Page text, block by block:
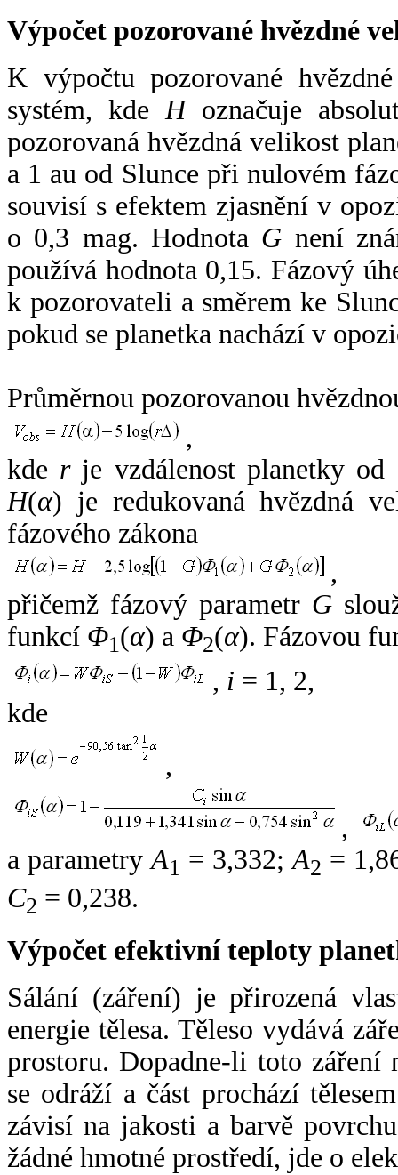
Výpočet pozorované hvězdné
K výpočtu pozorované
systém, kde Hoznačuje
pozorovaná hvězdná velikost
a 1 au od Slunce při nulovém
souvisí s efektem zjasnění v
o 0,3 mag. Hodnota G není
používá hodnota 0,15. Fázový
k pozorovateli a směrem ke
pokud se planetka nachází v
Průměrnou pozorovanou
,
kde rje vzdálenost planetky od
H(α) je redukovaná hvězdná
fázového zákona
,
přičemž fázový parametr G
funkcí Φ1(α) a Φ2(α). Fázovou
, i = 1, 2,
kde
,
,
a parametryA1 = 3,332;A2 =
C2 = 0,238.
Výpočet efektivní teploty
Sálání (záření) je přirozená
energie tělesa. Těleso vydává
prostoru. Dopadne-li toto záření
se odráží a část prochází
závisí na jakosti a barvě
žádné hmotné prostředí, jde o